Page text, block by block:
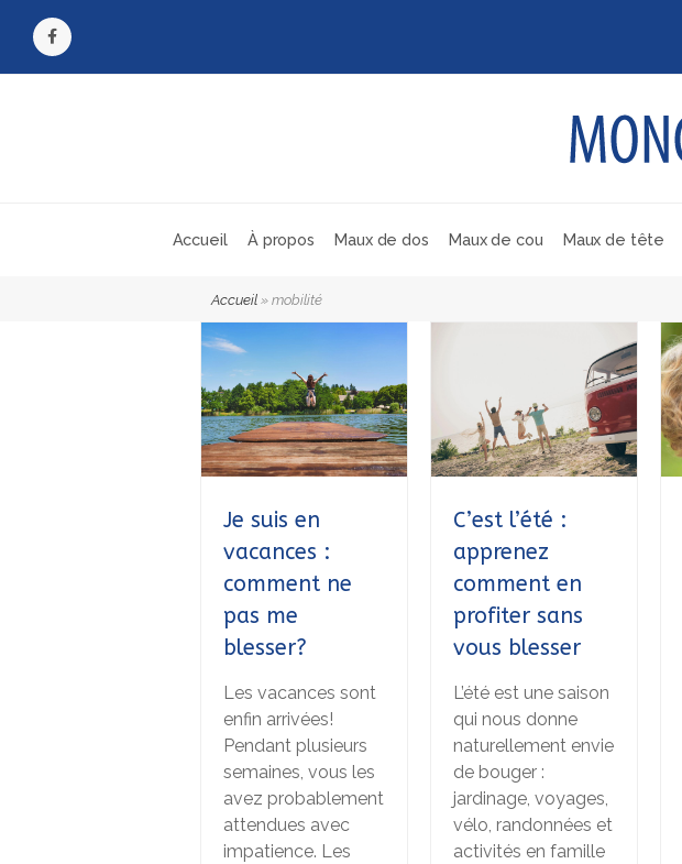
Facebook
Accueil À propos Maux de dos Maux de cou Maux de tête
Accueil » mobilité
Je suis en
vacances :
comment ne
pas me
blesser?
Les vacances sont
enfin arrivées!
Pendant plusieurs
semaines, vous les
avez probablement
attendues avec
impatience. Les
C’est l’été :
apprenez
comment en
profiter sans
vous blesser
L’été est une saison
qui nous donne
naturellement envie
de bouger :
jardinage, voyages,
vélo, randonnées et
activités en famille